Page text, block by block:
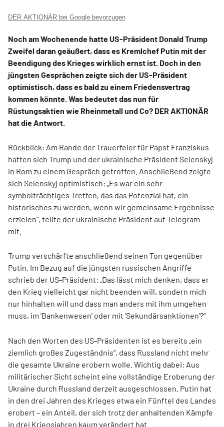
DER AKTIONÄR bei Google bevorzugen
Noch am Wochenende hatte US-Präsident Donald Trump
Zweifel daran geäußert, dass es Kremlchef Putin mit der
Beendigung des Krieges wirklich ernst ist. Doch in den
jüngsten Gesprächen zeigte sich der US-Präsident
optimistisch, dass es bald zu einem Friedensvertrag
kommen könnte. Was bedeutet das nun für
Rüstungsaktien wie Rheinmetall und Co? DER AKTIONÄR
hat die Antwort.
Rückblick: Am Rande der Trauerfeier für Papst Franziskus
hatten sich Trump und der ukrainische Präsident Selenskyj
in Rom zu einem Gespräch getroffen. Anschließend zeigte
sich Selenskyj optimistisch: „Es war ein sehr
symbolträchtiges Treffen, das das Potenzial hat, ein
historisches zu werden, wenn wir gemeinsame Ergebnisse
erzielen“, teilte der ukrainische Präsident auf Telegram
mit.
Trump verschärfte anschließend seinen Ton gegenüber
Putin. Im Bezug auf die jüngsten russischen Angriffe
schrieb der US-Präsident: „Das lässt mich denken, dass er
den Krieg vielleicht gar nicht beenden will, sondern mich
nur hinhalten will und dass man anders mit ihm umgehen
muss, im 'Bankenwesen' oder mit 'Sekundärsanktionen'?“
Nach den Worten des US-Präsidenten ist es bereits „ein
ziemlich großes Zugeständnis“, dass Russland nicht mehr
die gesamte Ukraine erobern wolle. Wichtig dabei: Aus
militärischer Sicht scheint eine vollständige Eroberung der
Ukraine durch Russland derzeit ausgeschlossen. Putin hat
in den drei Jahren des Krieges etwa ein Fünftel des Landes
erobert – ein Anteil, der sich trotz der anhaltenden Kämpfe
in drei Kriegsjahren kaum verändert hat.